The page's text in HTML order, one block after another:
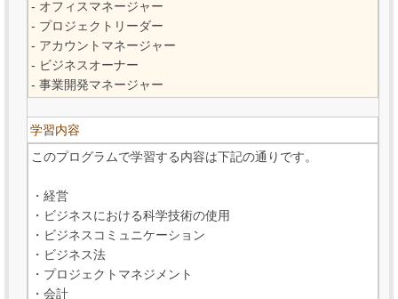
- オフィスマネージャー
- プロジェクトリーダー
- アカウントマネージャー
- ビジネスオーナー
- 事業開発マネージャー
学習内容
このプログラムで学習する内容は下記の通りです。
・経営
・ビジネスにおける科学技術の使用
・ビジネスコミュニケーション
・ビジネス法
・プロジェクトマネジメント
・会計